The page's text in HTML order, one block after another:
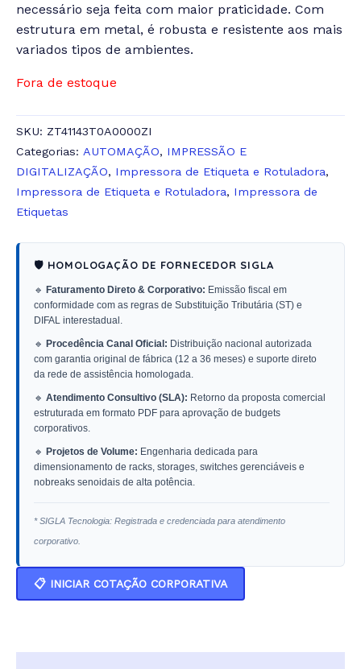
necessário seja feita com maior praticidade. Com
estrutura em metal, é robusta e resistente aos mais
variados tipos de ambientes.
Fora de estoque
SKU: ZT41143T0A0000ZI
Categorias: AUTOMAÇÃO, IMPRESSÃO E
DIGITALIZAÇÃO, Impressora de Etiqueta e Rotuladora,
Impressora de Etiqueta e Rotuladora, Impressora de
Etiquetas
🛡️ HOMOLOGAÇÃO DE FORNECEDOR SIGLA
🔹 Faturamento Direto & Corporativo: Emissão fiscal em
conformidade com as regras de Substituição Tributária (ST) e
DIFAL interestadual.
🔹 Procedência Canal Oficial: Distribuição nacional autorizada
com garantia original de fábrica (12 a 36 meses) e suporte direto
da rede de assistência homologada.
🔹 Atendimento Consultivo (SLA): Retorno da proposta comercial
estruturada em formato PDF para aprovação de budgets
corporativos.
🔹 Projetos de Volume: Engenharia dedicada para
dimensionamento de racks, storages, switches gerenciáveis e
nobreaks senoidais de alta potência.
* SIGLA Tecnologia: Registrada e credenciada para atendimento
corporativo.
📋 INICIAR COTAÇÃO CORPORATIVA